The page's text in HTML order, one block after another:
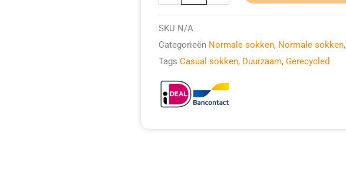
SKU N/A
Categorieën Normale sokken, Normale sokken,
Tags Casual sokken, Duurzaam, Gerecycled